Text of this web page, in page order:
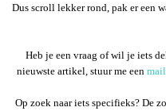
Dus scroll lekker rond, pak er een
Heb je een vraag of wil je iets
nieuwste artikel, stuur me een
Op zoek naar iets specifieks? De